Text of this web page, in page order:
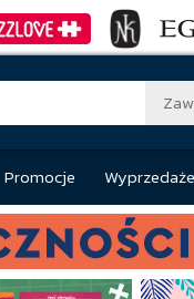
Promocje Wyprzedaże